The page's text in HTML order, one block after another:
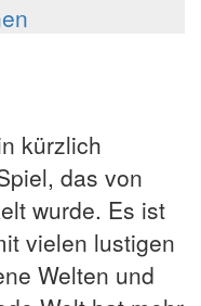
kürzlich
das von
wurde. Es ist
vielen lustigen
Welten und